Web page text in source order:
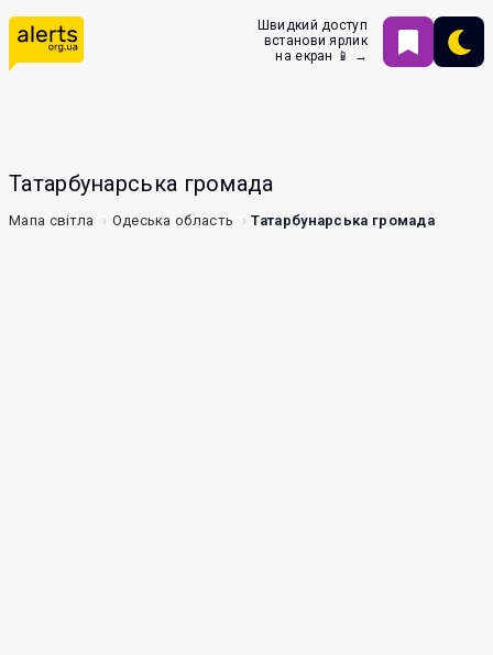
Швидкий доступ
встанови ярлик
на екран 📱 →
Татарбунарська громада
Мапа світла Одеська область Татарбунарська громада